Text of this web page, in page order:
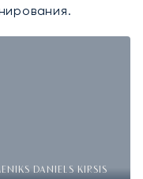
DANIELS KIRSIS